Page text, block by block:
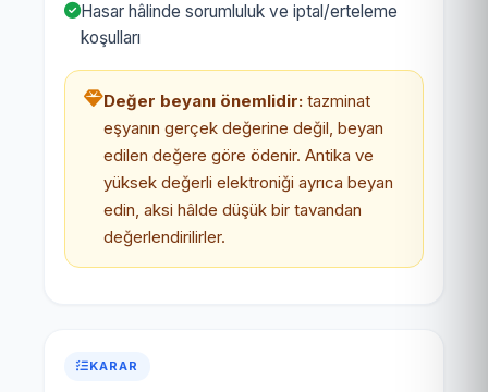
Hasar hâlinde sorumluluk ve iptal/erteleme
koşulları
Değer beyanı önemlidir: tazminat
eşyanın gerçek değerine değil, beyan
edilen değere göre ödenir. Antika ve
yüksek değerli elektroniği ayrıca beyan
edin, aksi hâlde düşük bir tavandan
değerlendirilirler.
KARAR